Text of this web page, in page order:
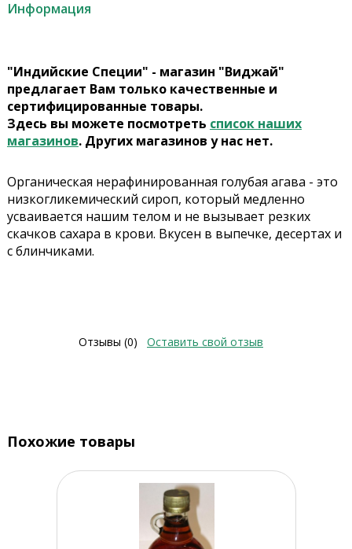
Информация
"Индийские Специи" - магазин "Виджай"
предлагает Вам только качественные и
сертифицированные товары.
Здесь вы можете посмотреть список наших
магазинов. Других магазинов у нас нет.
Органическая нерафинированная голубая агава - это
низкогликемический сироп, который медленно
усваивается нашим телом и не вызывает резких
скачков сахара в крови. Вкусен в выпечке, десертах и
с блинчиками.
Отзывы (0) Оставить свой отзыв
Похожие товары